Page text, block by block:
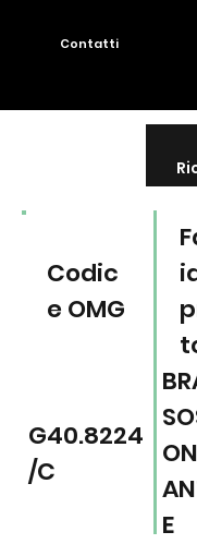
Contatti
Codic
e OMG
E
G40.8224
/C